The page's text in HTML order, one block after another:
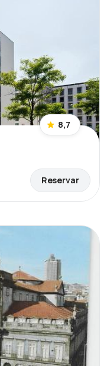
8,7
Reservar